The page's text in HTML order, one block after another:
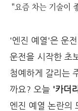
"요즘 차는 기술이
'엔진 예열'은 운
운전을 시작한 초
첨예하게 갈리는
까요? 오늘 '카더
엔진 예열 논란의